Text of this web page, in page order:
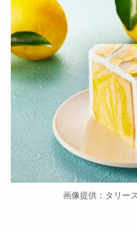
画像提供：タリー